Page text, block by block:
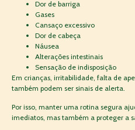
Dor de barriga
Gases
Cansaço excessivo
Dor de cabeça
Náusea
Alterações intestinais
Sensação de indisposição
Em crianças, irritabilidade, falta de
também podem ser sinais de alerta.
Por isso, manter uma rotina segura
imediatos, mas também a proteger a